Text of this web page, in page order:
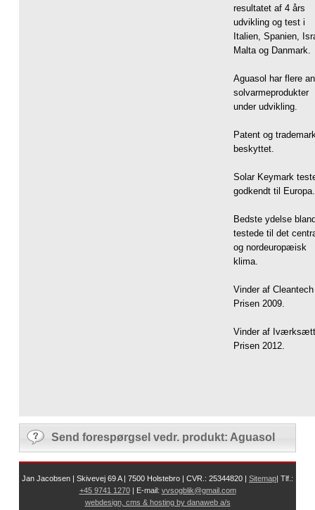
resultatet af 4 års
udvikling og test i
Italien, Spanien,
Malta og Danmark.
Aguasol har flere
solvarmeprodukter
under udvikling.
Patent og
beskyttet.
Solar Keymark
godkendt til Europa.
Bedste ydelse
testede til det
og nordeuropæisk
klima.
Vinder af Cleantech
Prisen 2009.
Vinder af
Prisen 2012.
Send forespørgsel vedr. produkt: Aguasol
Jan Jacobsen | Skivevej 69 A | 7500 Holstebro | CVR.: 25344820 | Sit​emap| Tlf.:
+45 9741 1270| E-mail: vvsogblik@gmail.com
webdesign, cms & hosting by danaweb a/s